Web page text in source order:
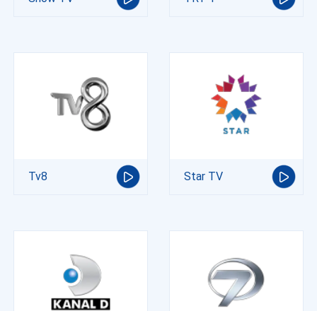
Tv8 Star TV